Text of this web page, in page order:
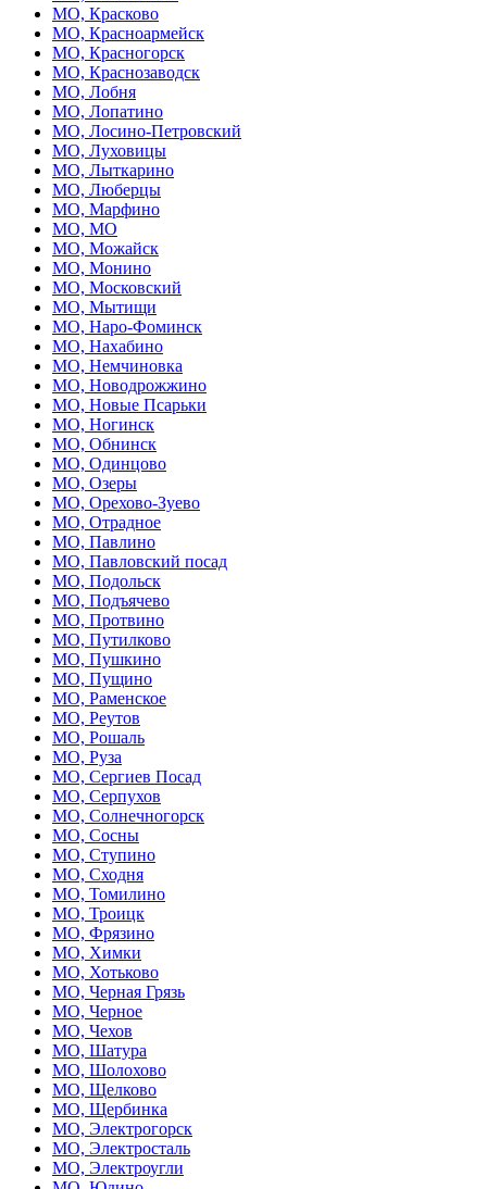
МО, Красково
МО, Красноармейск
МО, Красногорск
МО, Краснозаводск
МО, Лобня
МО, Лопатино
МО, Лосино-Петровский
МО, Луховицы
МО, Лыткарино
МО, Люберцы
МО, Марфино
МО, МО
МО, Можайск
МО, Монино
МО, Московский
МО, Мытищи
МО, Наро-Фоминск
МО, Нахабино
МО, Немчиновка
МО, Новодрожжино
МО, Новые Псарьки
МО, Ногинск
МО, Обнинск
МО, Одинцово
МО, Озеры
МО, Орехово-Зуево
МО, Отрадное
МО, Павлино
МО, Павловский посад
МО, Подольск
МО, Подъячево
МО, Протвино
МО, Путилково
МО, Пушкино
МО, Пущино
МО, Раменское
МО, Реутов
МО, Рошаль
МО, Руза
МО, Сергиев Посад
МО, Серпухов
МО, Солнечногорск
МО, Сосны
МО, Ступино
МО, Сходня
МО, Томилино
МО, Троицк
МО, Фрязино
МО, Химки
МО, Хотьково
МО, Черная Грязь
МО, Черное
МО, Чехов
МО, Шатура
МО, Шолохово
МО, Щелково
МО, Щербинка
МО, Электрогорск
МО, Электросталь
МО, Электроугли